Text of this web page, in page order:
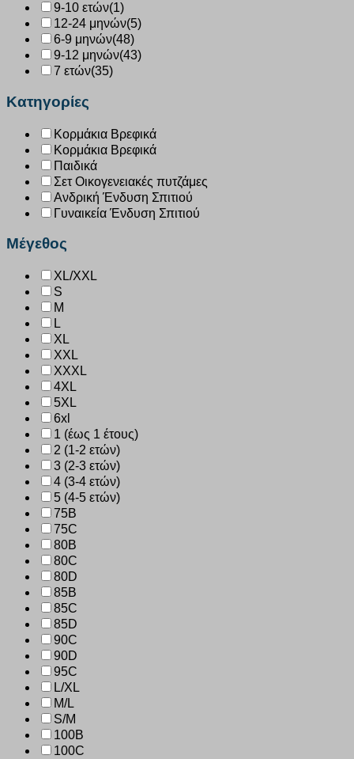
9-10 ετών(1)
12-24 μηνών(5)
6-9 μηνών(48)
9-12 μηνών(43)
7 ετών(35)
Κατηγορίες
Κορμάκια Βρεφικά
Κορμάκια Βρεφικά
Παιδικά
Σετ Οικογενειακές πυτζάμες
Ανδρική Ένδυση Σπιτιού
Γυναικεία Ένδυση Σπιτιού
Μέγεθος
XL/XXL
S
M
L
XL
XXL
XXXL
4XL
5XL
6xl
1 (έως 1 έτους)
2 (1-2 ετών)
3 (2-3 ετών)
4 (3-4 ετών)
5 (4-5 ετών)
75B
75C
80B
80C
80D
85B
85C
85D
90C
90D
95C
L/XL
M/L
S/M
100B
100C